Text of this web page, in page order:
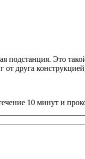
подстанция. Это
друга
10 минут и